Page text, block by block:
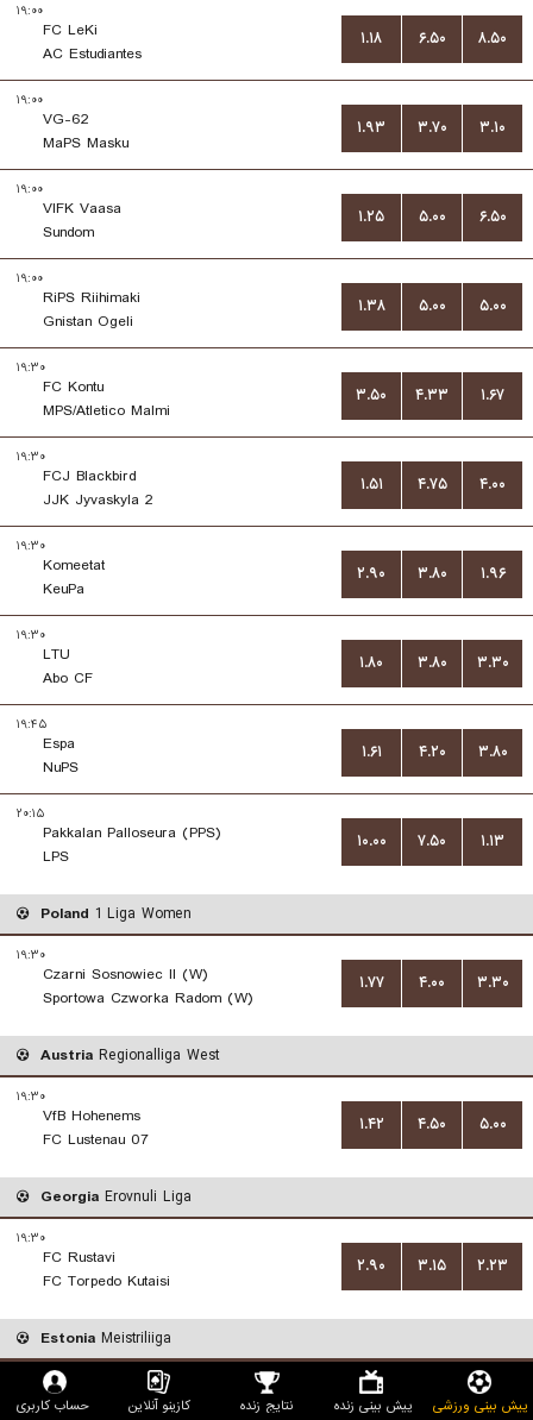
۱۹:۰۰
FC LeKi
AC Estudiantes
۱.۱۸ ۶.۵۰ ۸.۵۰
۱۹:۰۰
VG-62
MaPS Masku
۱.۹۳ ۳.۷۰ ۳.۱۰
۱۹:۰۰
VIFK Vaasa
Sundom
۱.۲۵ ۵.۰۰ ۶.۵۰
۱۹:۰۰
RiPS Riihimaki
Gnistan Ogeli
۱.۳۸ ۵.۰۰ ۵.۰۰
۱۹:۳۰
FC Kontu
MPS/Atletico Malmi
۳.۵۰ ۴.۳۳ ۱.۶۷
۱۹:۳۰
FCJ Blackbird
JJK Jyvaskyla 2
۱.۵۱ ۴.۷۵ ۴.۰۰
۱۹:۳۰
Komeetat
KeuPa
۲.۹۰ ۳.۸۰ ۱.۹۶
۱۹:۳۰
LTU
Abo CF
۱.۸۰ ۳.۸۰ ۳.۳۰
۱۹:۴۵
Espa
NuPS
۱.۶۱ ۴.۲۰ ۳.۸۰
۲۰:۱۵
Pakkalan Palloseura (PPS)
LPS
۱۰.۰۰ ۷.۵۰ ۱.۱۳
Poland 1 Liga Women
۱۹:۳۰
Czarni Sosnowiec II (W)
Sportowa Czworka Radom (W)
۱.۷۷ ۴.۰۰ ۳.۳۰
Austria Regionalliga West
۱۹:۳۰
VfB Hohenems
FC Lustenau 07
۱.۴۲ ۴.۵۰ ۵.۰۰
Georgia Erovnuli Liga
۱۹:۳۰
FC Rustavi
FC Torpedo Kutaisi
۲.۹۰ ۳.۱۵ ۲.۲۳
Estonia Meistriliiga
۱۹:۳۰
FC Kuressaare
۲.۶۳ ۳.۴۰ ۲.۳۰
پیش بینی ورزشی پیش بینی زنده نتایج زنده کازینو آنلاین حساب کاربری